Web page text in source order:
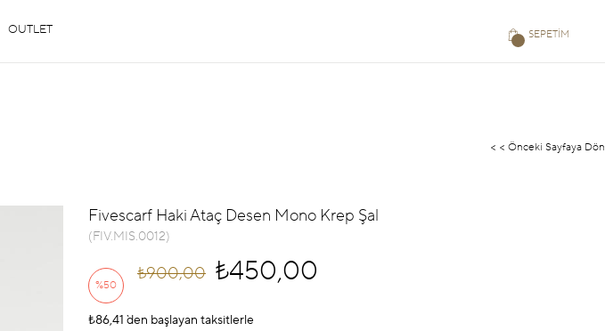
SEPETIM
OUTLET
< < Önceki Sayfaya Dön
Fivescarf Haki Ataç Desen Mono Krep Şal
(FIV.MIS.0012)
%50
İndirim
₺900,00 ₺450,00
₺86,41 `den başlayan taksitlerle